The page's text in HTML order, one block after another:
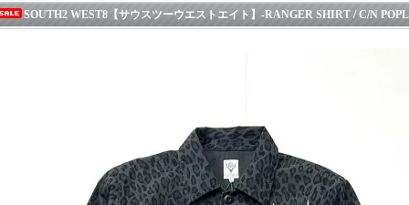
SOUTH2 WEST8【サウスツーウエストエイト】-RANGER SHIRT / C/N